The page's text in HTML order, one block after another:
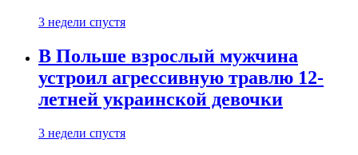
3 недели спустя
В Польше взрослый мужчина
устроил агрессивную травлю 12-
летней украинской девочки
3 недели спустя